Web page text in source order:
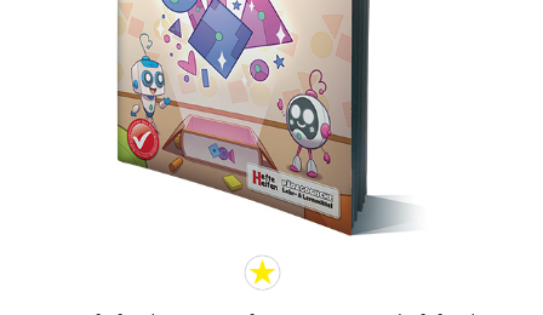
Geometrie bedeutet über das „Messen der Welt“ zu
abstrakten Denkmodellen zu gelangen, also vom Handeln
zum Symbol. Dieses historisch gewachsene Prinzip sollte
auch im Unterricht stets sichtbar sein. Die Autor:innen sehen
die Prinzipien des mathematischen Forschens bei den
Handelnden als altersunabhängig an. Diese sind immer
durch Logik und Aufbau von Verständnis geprägt.
Mathematik muss den Anspruch haben durch Handeln,
durch Erfahrungen bestärkt, ja bewiesen zu werden. Dies hat
sich selbstverständlich auf den Unterricht auszuwirken.
Liebe Pädagog:innen, lassen Sie Ihre Schulkinder forschen
und entdecken! Dieses Geometrieheft hilft Ihnen dabei! inkl.